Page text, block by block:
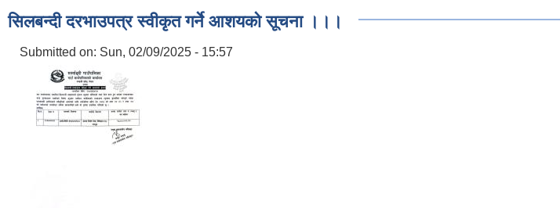
सिलबन्दी दरभाउपत्र स्वीकृत गर्ने आशयको सूचना ।।।
Submitted on: Sun, 02/09/2025 - 15:57